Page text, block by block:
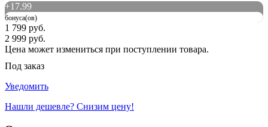
+17.99
бонуса(ов)
1 799 руб.
2 999 руб.
Цена может измениться при поступлении товара.
Под заказ
Уведомить
Нашли дешевле? Снизим цену!